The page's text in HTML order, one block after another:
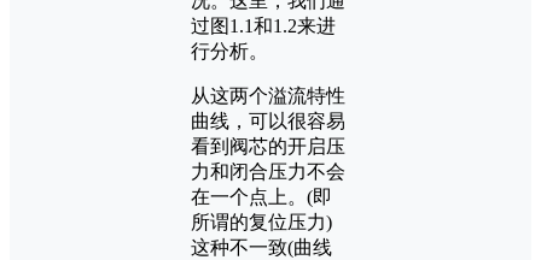
过图1.1和1.2来进
行分析。
从这两个溢流特性
曲线，可以很容易
看到阀芯的开启压
力和闭合压力不会
在一个点上。(即
所谓的复位压力)
这种不一致(曲线